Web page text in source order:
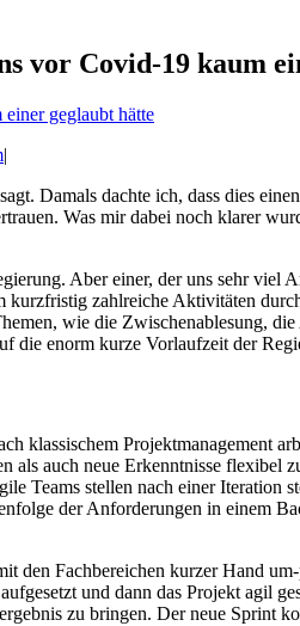
vor Covid-19 kaum
|
Damals dachte ich, dass dies
Was mir dabei noch klarer
Aber einer, der uns sehr
zahlreiche Aktivitäten
wie die Zwischenablesung,
enorm kurze Vorlaufzeit der
klassischem Projektmanagement
auch neue Erkenntnisse flexibel
Teams stellen nach einer Iteration
der Anforderungen in einem
den Fachbereichen kurzer Hand
und dann das Projekt agil
zu bringen. Der neue Sprint